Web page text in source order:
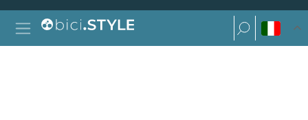
Vai al contenuto
Navigazione principale
Ricerca per:
Ricerca per: